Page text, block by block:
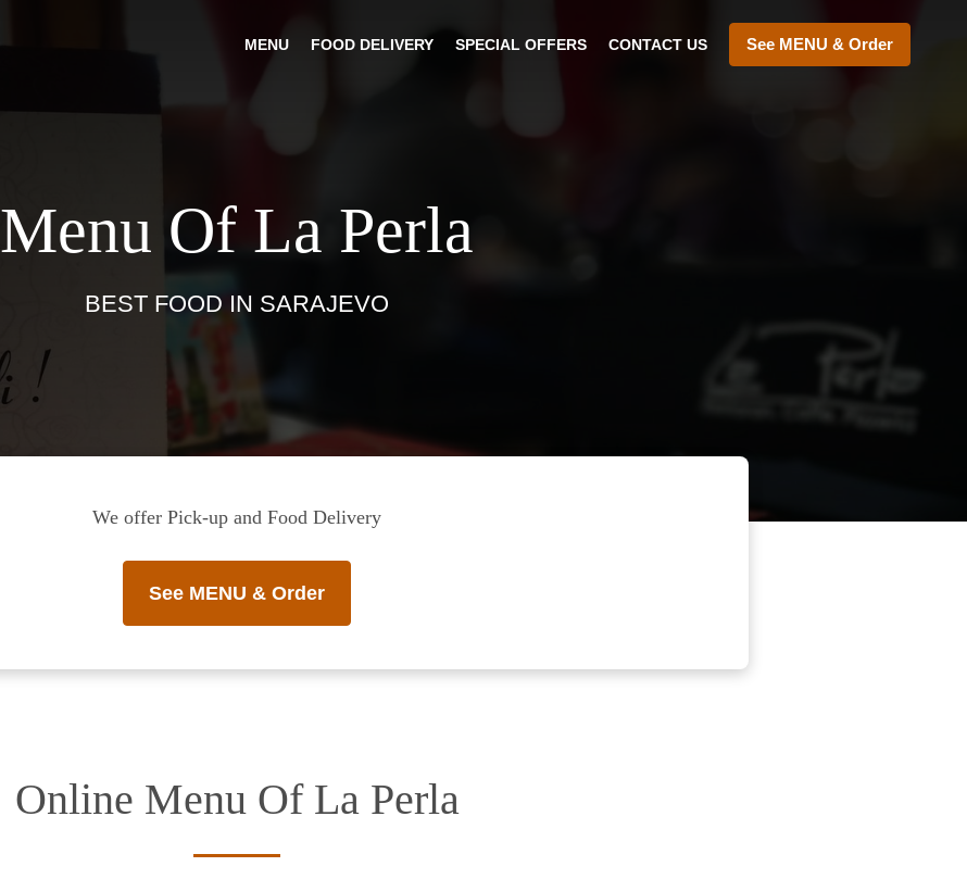
MENU FOOD DELIVERY SPECIAL OFFERS CONTACT US See MENU & Order
Menu Of La Perla
BEST FOOD IN SARAJEVO
We offer Pick-up and Food Delivery
See MENU & Order
Online Menu Of La Perla